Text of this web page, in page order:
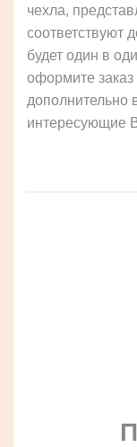
чехла,
соответствуют
будет один в
оформите
дополнительно
интересующие